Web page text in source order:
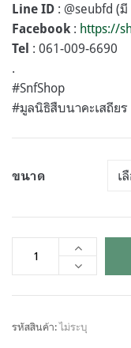
Line ID : @seubfd (
Facebook: https://
Tel : 061-009-6690
.
#SnfShop
#มูลนิธิสืบนาคะเสถียร
ขนาด
รหัสสินค้า:ไม่ระบุ